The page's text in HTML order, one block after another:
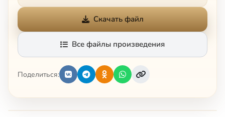
Скачать файл
Все файлы произведения
Поделиться: